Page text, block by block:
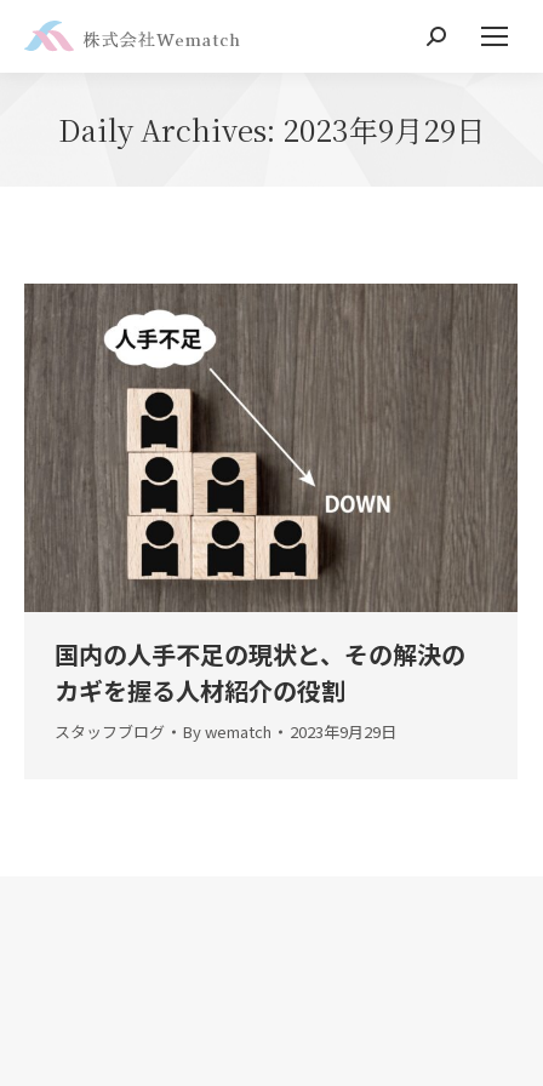
Search:
Daily Archives: 2023年9月29日
国内の人手不足の現状と、その解決の
カギを握る人材紹介の役割
スタッフブログ Bywematch 2023年9月29日